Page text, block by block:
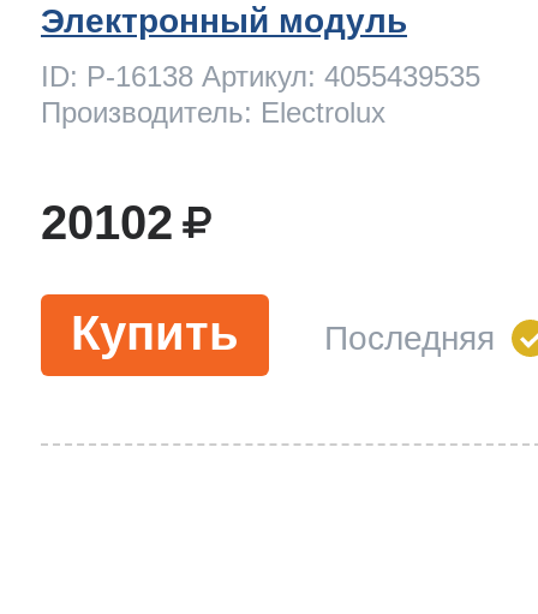
Электронный модуль
ID: P-16138 Артикул: 4055439535
Производитель: Electrolux
20102
Купить Последняя